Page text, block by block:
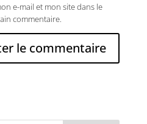
e-mail et mon site dans le
commentaire.